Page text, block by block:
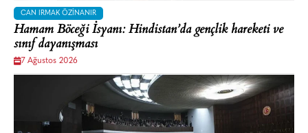
CAN IRMAK ÖZINANIR
Hamam Böceği İsyanı: Hindistan’da gençlik hareketi ve
sınıf dayanışması
7 Ağustos 2026